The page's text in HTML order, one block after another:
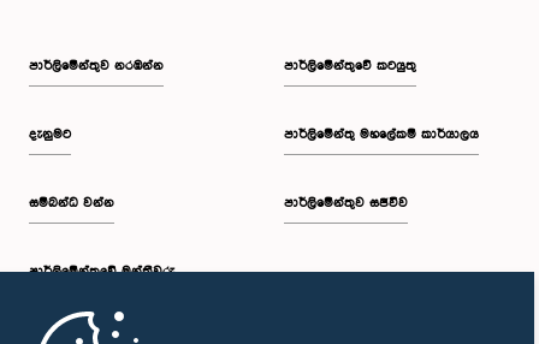
පාර්ලි‌මේන්තුව නරඹන්න
දැනුමට
සම්බන්ධ වන්න
පාර්ලි‌මේන්තුවේ මන්ත්‍රීවරු
මුල් පිටුව
පාර්ලිමේන්තුවේ කටයුතු
පාර්ලිමේන්තු මහලේකම් කාර්යාලය
පාර්ලිමේන්තුව සජීවීව